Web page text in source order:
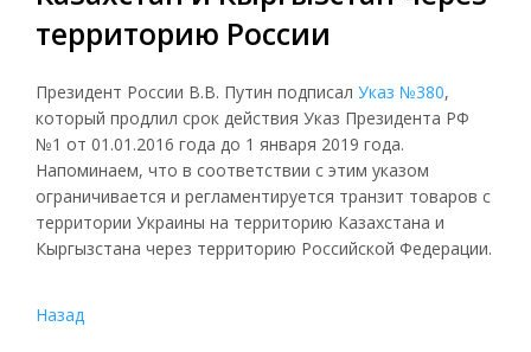
территорию России
Президент России В.В. Путин подписал Указ №380,
который продлил срок действия Указ Президента РФ
№1 от 01.01.2016 года до 1 января 2019 года.
Напоминаем, что в соответствии с этим указом
ограничивается и регламентируется транзит товаров с
территории Украины на территорию Казахстана и
Кыргызстана через территорию Российской Федерации.
Назад